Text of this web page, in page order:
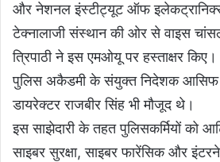
और नेशनल इंस्टीट्यूट ऑफ
टेक्नालाजी संस्थान की ओर से वाइस
त्रिपाठी ने इस एमओयू पर हस्ताक्षर
पुलिस अकैडमी के संयुक्त निदेशक आसिफ
डायरेक्टर राजबीर सिंह भी मौजूद थे।
इस साझेदारी के तहत पुलिसकर्मियों को
साइबर सुरक्षा, साइबर फारेंसिक और